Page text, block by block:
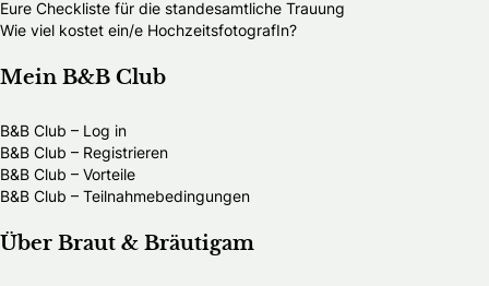
Eure Checkliste für die standesamtliche Trauung
Wie viel kostet ein/e HochzeitsfotografIn?
Mein B&B Club
B&B Club – Log in
B&B Club – Registrieren
B&B Club – Vorteile
B&B Club – Teilnahmebedingungen
Über Braut & Bräutigam